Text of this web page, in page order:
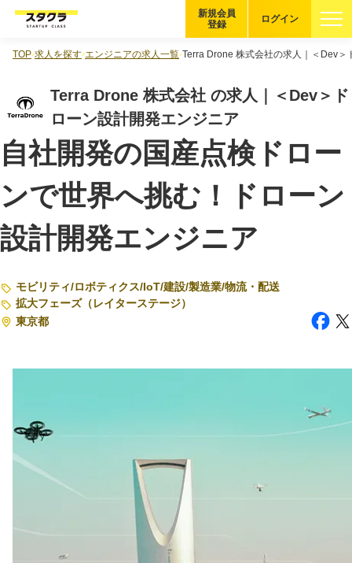
企業を探す
適性診断 無料・5分
スタクラが選ばれる理由
スタートアップ厳選の仕組み
登録者の転職・副業実績
イベント・セミナー
CEOインタビュー
大学発スタートアップ
ログイン
新規会員
登録
TOP 求人を探す エンジニアの求人一覧 Terra Drone 株式会社の求人｜＜Dev＞
Terra Drone 株式会社 の求人｜＜Dev＞ド
ローン設計開発エンジニア
自社開発の国産点検ドロー
ンで世界へ挑む！ドローン
設計開発エンジニア
モビリティ/ロボティクス/IoT/建設/製造業/物流・配送
拡大フェーズ（レイターステージ）
東京都